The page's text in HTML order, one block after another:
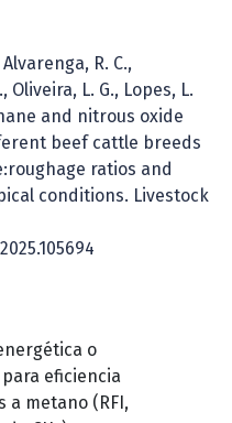
R. C.,
Oliveira, L. G., Lopes, L.
and nitrous oxide
beef cattle breeds
ratios and
conditions. Livestock
o
eficiencia
a metano (RFI,